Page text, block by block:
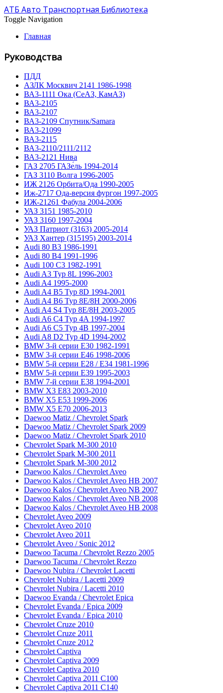
АТБ Авто Транспортная Библиотека
Toggle Navigation
Главная
Руководства
ПДД
АЗЛК Москвич 2141 1986-1998
ВА3-1111 Ока (СеАЗ, КамАЗ)
ВА3-2105
ВА3-2107
ВА3-2109 Спутник/Samara
ВА3-21099
ВА3-2115
ВА3-2110/2111/2112
ВА3-2121 Нива
ГАЗ 2705 ГАЗе́ль 1994-2014
ГАЗ 3110 Волга 1996-2005
ИЖ 2126 Орбита/Ода 1990-2005
Иж-2717 Ода-версия фургон 1997-2005
ИЖ-21261 Фабула 2004-2006
УАЗ 3151 1985-2010
УАЗ 3160 1997-2004
УАЗ Патриот (3163) 2005-2014
УАЗ Хантер (315195) 2003-2014
Audi 80 B3 1986-1991
Audi 80 B4 1991-1996
Audi 100 C3 1982-1991
Audi A3 Typ 8L 1996-2003
Audi A4 1995-2000
Audi A4 B5 Typ 8D 1994-2001
Audi A4 B6 Typ 8E/8H 2000-2006
Audi A4 S4 Typ 8E/8H 2003-2005
Audi A6 C4 Typ 4A 1994-1997
Audi A6 C5 Typ 4B 1997-2004
Audi A8 D2 Typ 4D 1994-2002
BMW 3-й серии E30 1982-1991
BMW 3-й серии E46 1998-2006
BMW 5-й серии E28 / E34 1981-1996
BMW 5-й серии E39 1995-2003
BMW 7-й серии E38 1994-2001
BMW X3 E83 2003-2010
BMW X5 E53 1999-2006
BMW X5 E70 2006-2013
Daewoo Matiz / Chevrolet Spark
Daewoo Matiz / Chevrolet Spark 2009
Daewoo Matiz / Chevrolet Spark 2010
Chevrolet Spark M-300 2010
Chevrolet Spark M-300 2011
Chevrolet Spark M-300 2012
Daewoo Kalos / Chevrolet Aveo
Daewoo Kalos / Chevrolet Aveo HB 2007
Daewoo Kalos / Chevrolet Aveo NB 2007
Daewoo Kalos / Chevrolet Aveo NB 2008
Daewoo Kalos / Chevrolet Aveo HB 2008
Chevrolet Aveo 2009
Chevrolet Aveo 2010
Chevrolet Aveo 2011
Chevrolet Aveo / Sonic 2012
Daewoo Tacuma / Chevrolet Rezzo 2005
Daewoo Tacuma / Chevrolet Rezzo
Daewoo Nubira / Chevrolet Lacetti
Chevrolet Nubira / Lacetti 2009
Chevrolet Nubira / Lacetti 2010
Daewoo Evanda / Chevrolet Epica
Chevrolet Evanda / Epica 2009
Chevrolet Evanda / Epica 2010
Chevrolet Cruze 2010
Chevrolet Cruze 2011
Chevrolet Cruze 2012
Chevrolet Captiva
Chevrolet Captiva 2009
Chevrolet Captiva 2010
Chevrolet Captiva 2011 C100
Chevrolet Captiva 2011 C140